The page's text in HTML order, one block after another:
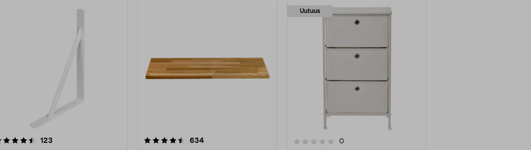
123
4.5 viidestä
634arvostelut
Uutuus
0.0 viidestä
0